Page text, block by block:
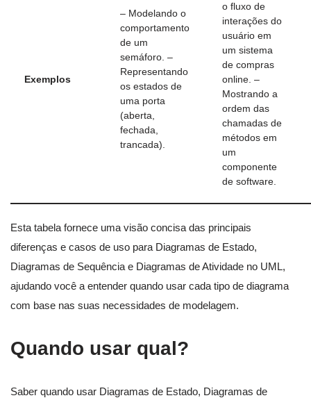
Exemplos
– Modelando o
comportamento
de um
semáforo. –
Representando
os estados de
uma porta
(aberta,
fechada,
trancada).
o fluxo de
interações do
usuário em
um sistema
de compras
online. –
Mostrando a
ordem das
chamadas de
métodos em
um
componente
de software.
Esta tabela fornece uma visão concisa das principais
diferenças e casos de uso para Diagramas de Estado,
Diagramas de Sequência e Diagramas de Atividade no UML,
ajudando você a entender quando usar cada tipo de diagrama
com base nas suas necessidades de modelagem.
Quando usar qual?
Saber quando usar Diagramas de Estado, Diagramas de